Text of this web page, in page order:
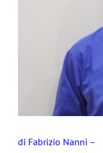
di Fabrizio Nanni –